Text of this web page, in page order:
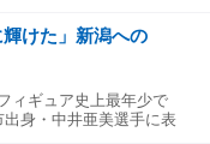
得した新潟市出身の中
新たに挑戦するタンゴ
手 「初めてタンゴの
リンピックでメダル
追う立場でいいと思っ
り頑張っていくような
けた」新潟への
ィギュア史上最年少で
身・中井亜美選手に表